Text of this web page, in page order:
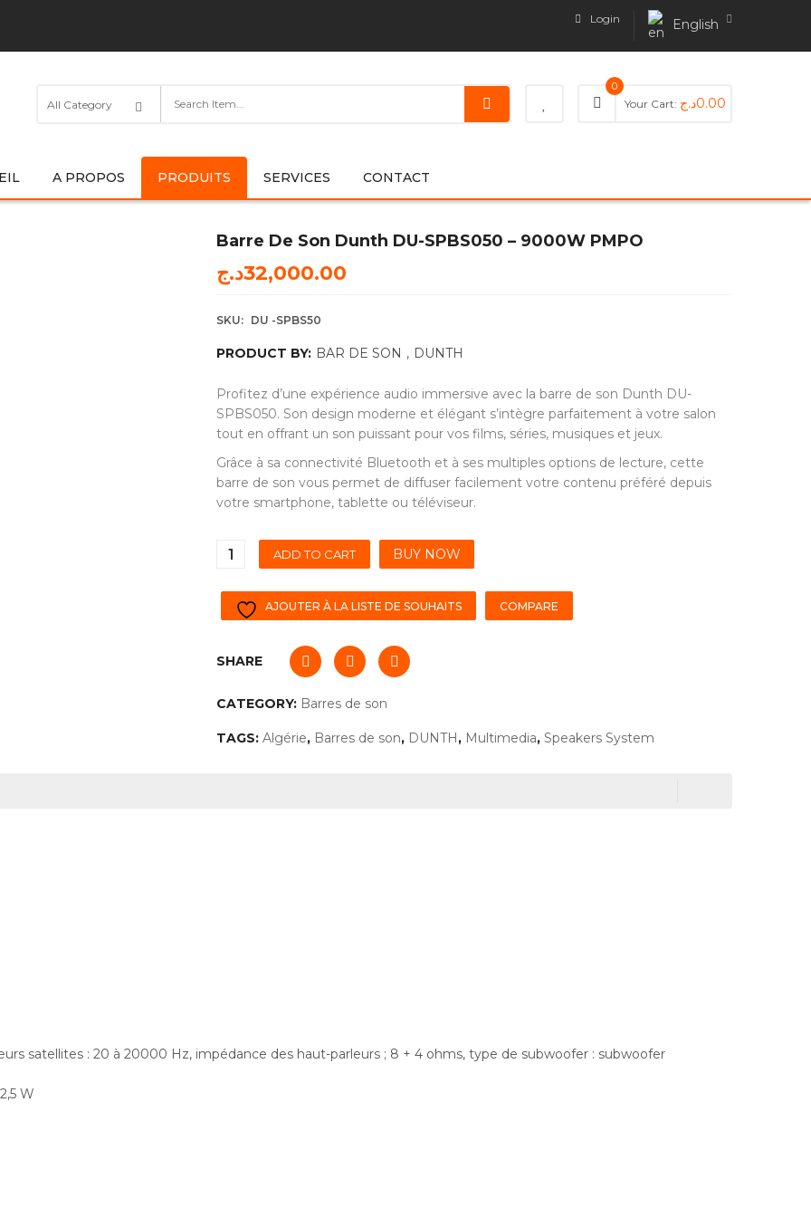
English
Login
0
Your Cart: 0.00د.ج
A PROPOS PRODUITS SERVICES CONTACT
Barre De Son Dunth DU-SPBS050 – 9000W PMPO
32,000.00د.ج
SKU: DU -SPBS50
PRODUCT BY: BAR DE SON , DUNTH
Profitez d’une expérience audio immersive avec la barre de son Dunth DU-
SPBS050. Son design moderne et élégant s’intègre parfaitement à votre salon
tout en offrant un son puissant pour vos films, séries, musiques et jeux.
Grâce à sa connectivité Bluetooth et à ses multiples options de lecture, cette
barre de son vous permet de diffuser facilement votre contenu préféré depuis
votre smartphone, tablette ou téléviseur.
ADD TO CART BUY NOW
AJOUTER À LA LISTE DE SOUHAITS COMPARE
SHARE
CATEGORY: Barres de son
TAGS: Algérie, Barres de son, DUNTH, Multimedia, Speakers System
satellites : 20 à 20000 Hz, impédance des haut-parleurs ; 8 + 4 ohms, type de subwoofer : subwoofer
W